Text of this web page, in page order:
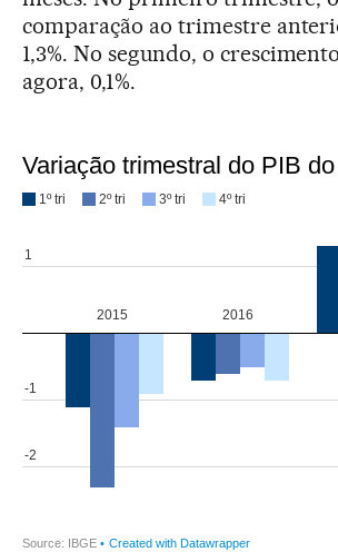
comparação ao trimestre
1,3%. No segundo, o
agora, 0,1%.